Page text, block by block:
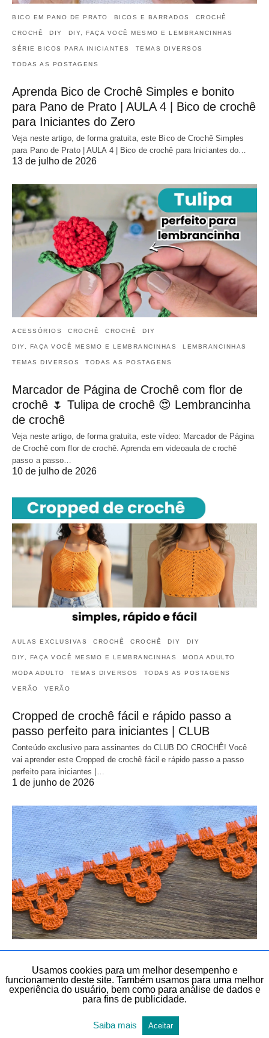
BICO EM PANO DE PRATO BICOS E BARRADOS CROCHÊ
CROCHÊ DIY DIY, FAÇA VOCÊ MESMO E LEMBRANCINHAS
SÉRIE BICOS PARA INICIANTES TEMAS DIVERSOS
TODAS AS POSTAGENS
Aprenda Bico de Crochê Simples e bonito
para Pano de Prato | AULA 4 | Bico de crochê
para Iniciantes do Zero
Veja neste artigo, de forma gratuita, este Bico de Crochê Simples
para Pano de Prato | AULA 4 | Bico de crochê para Iniciantes do…
13 de julho de 2026
ACESSÓRIOS CROCHÊ CROCHÊ DIY
DIY, FAÇA VOCÊ MESMO E LEMBRANCINHAS LEMBRANCINHAS
TEMAS DIVERSOS TODAS AS POSTAGENS
Marcador de Página de Crochê com flor de
crochê 🌷 Tulipa de crochê 😍 Lembrancinha
de crochê
Veja neste artigo, de forma gratuita, este vídeo: Marcador de Página
de Crochê com flor de crochê. Aprenda em videoaula de crochê
passo a passo…
10 de julho de 2026
AULAS EXCLUSIVAS CROCHÊ CROCHÊ DIY DIY
DIY, FAÇA VOCÊ MESMO E LEMBRANCINHAS MODA ADULTO
MODA ADULTO TEMAS DIVERSOS TODAS AS POSTAGENS
VERÃO VERÃO
Cropped de crochê fácil e rápido passo a
passo perfeito para iniciantes | CLUB
Conteúdo exclusivo para assinantes do CLUB DO CROCHÊ! Você
vai aprender este Cropped de crochê fácil e rápido passo a passo
perfeito para iniciantes |…
1 de junho de 2026
AULAS EXCLUSIVAS BICO EM PANO DE PRATO
BICO PARA PANO DE PRATO BICOS E BARRADOS
BICOS E BARRADOS CROCHÊ CROCHÊ DIY DIY
DIY, FAÇA VOCÊ MESMO E LEMBRANCINHAS TEMAS DIVERSOS
Usamos cookies para um melhor desempenho e
funcionamento deste site. Também usamos para uma melhor
experiência do usuário, bem como para análise de dados e
para fins de publicidade.
Saiba mais Aceitar